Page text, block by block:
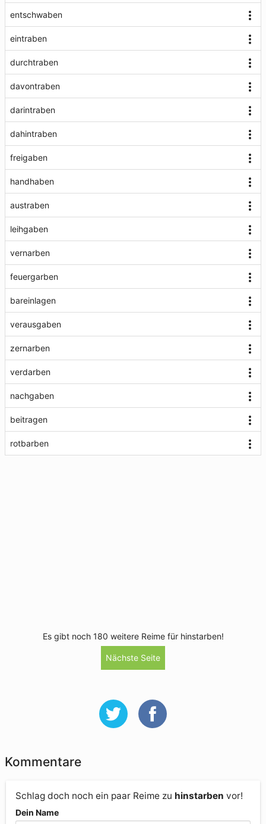
entschwaben
eintraben
durchtraben
davontraben
darintraben
dahintraben
freigaben
handhaben
austraben
leihgaben
vernarben
feuergarben
bareinlagen
verausgaben
zernarben
verdarben
nachgaben
beitragen
rotbarben
Es gibt noch 180 weitere Reime für hinstarben!
Nächste Seite
Kommentare
Schlag doch noch ein paar Reime zu hinstarben vor!
Dein Name